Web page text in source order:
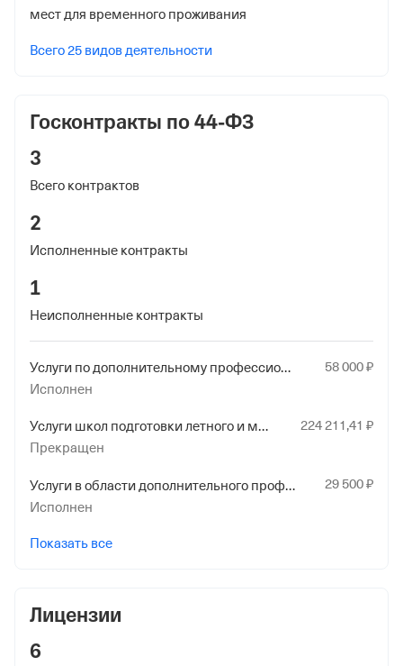
Регистрационный номер в ПФР
1117916690
Страхования Российской Федерации по гор. Москве и
Московской обл.
Регистрационный номер ФссРФ
Дата регистрации
Наименование территориального органа
Отделение Фонда Пенсионного и Социального
Страхования Российской Федерации по гор. Москве и
Московской обл.
мест для временного проживания
Всего 25 видов деятельности
Госконтракты по 44-ФЗ
3
Всего контрактов
2
Исполненные контракты
1
Неисполненные контракты
Услуги по дополнительному профессиональному образованию прочие 58000₽
Исполнен
Услуги школ подготовки летного и мореходного персонала 224 211,41 ₽
Прекращен
Услуги в области дополнительного профессионального образования (повышения квалификации) для специалистов, имеющих высшее профессиональное образование 29 500₽
Исполнен
Показать все
Лицензии
6